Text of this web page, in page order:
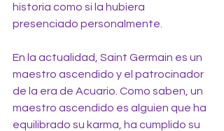
historia como si la hubiera
presenciado personalmente.
En la actualidad, Saint Germain es un
maestro ascendido y el patrocinador
de la era de Acuario. Como saben, un
maestro ascendido es alguien que ha
equilibrado su karma, ha cumplido su